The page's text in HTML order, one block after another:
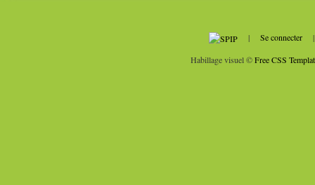
| Se connecter
Habillage visuel ©Free CSS